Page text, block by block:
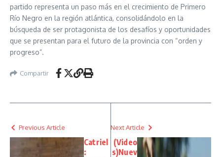
partido representa un paso más en el crecimiento de Primero
Río Negro en la región atlántica, consolidándolo en la
búsqueda de ser protagonista de los desafíos y oportunidades
que se presentan para el futuro de la provincia con “orden y
progreso”.
Compartir
Previous Article
Catriel
:
Next Article
(Video
s)Nuev